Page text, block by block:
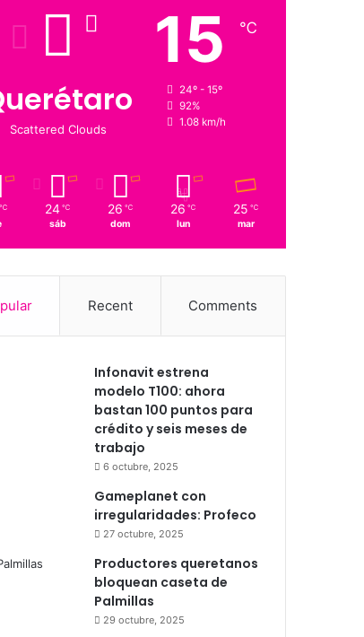
Scattered Clouds
15 ℃
24º - 15º
92%
1.08 km/h
℃ 24 ℃
sáb
26 ℃
dom
26 ℃
lun
25 ℃
mar
Recent Comments
Infonavit estrena
modelo T100: ahora
bastan 100 puntos para
crédito y seis meses de
trabajo
6 octubre, 2025
Gameplanet con
irregularidades: Profeco
27 octubre, 2025
Productores queretanos
bloquean caseta de
Palmillas
29 octubre, 2025